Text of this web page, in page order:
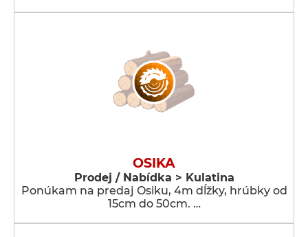
OSIKA
Prodej / Nabídka > Kulatina
Ponúkam na predaj Osiku, 4m dĺžky, hrúbky od
15cm do 50cm. …